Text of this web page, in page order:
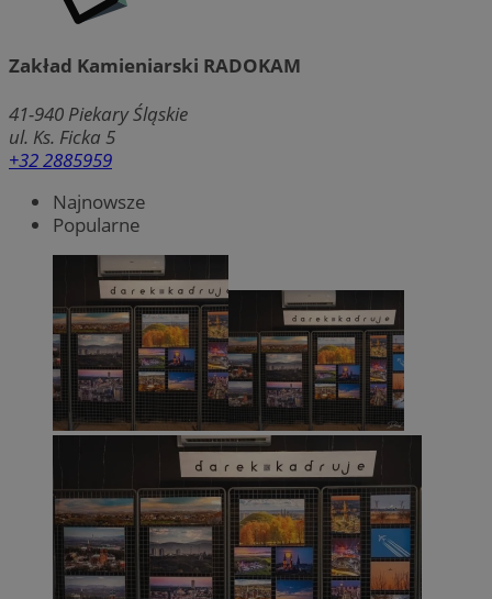
Zakład Kamieniarski RADOKAM
41-940 Piekary Śląskie
ul. Ks. Ficka 5
+32 2885959
Najnowsze
Popularne